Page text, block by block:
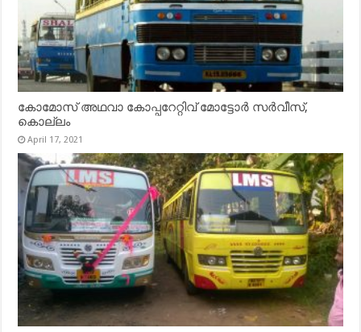
കോമോസ് അഥവാ കോപ്പറേറ്റിവ് മോട്ടോര്‍ സര്‍വീസ്,
കൊല്ലം
April 17, 2021